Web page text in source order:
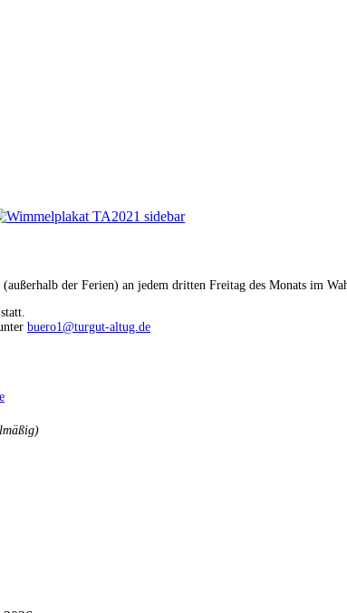
der Ferien) an jedem dritten Freitag des Monats im
buero1@turgut-altug.de